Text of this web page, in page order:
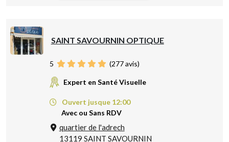
SAINT SAVOURNIN OPTIQUE
5 (277avis)
Expert en Santé Visuelle
Ouvert jusque 12:00
Avec ou Sans RDV
quartier de l'adrech
13119 SAINT SAVOURNIN